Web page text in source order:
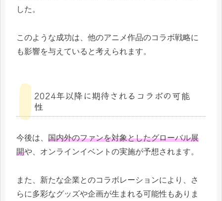
した。
このような成功は、他のアニメ作品のコラボ戦略に
も影響を与えていると考えられます。
2024年以降に期待されるコラボの可能
性
今後は、 国内外のファンを対象としたグローバル展
開や、オンラインイベントの実施が予想されます。
また、新たな企業とのコラボレーションにより、さ
らに多彩なグッズや企画が生まれる可能性もありま